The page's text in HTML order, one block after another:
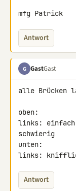
mfg Patrick
Antwort
G GastGast
alle Brücken
oben:
links:
schwierig
unten:
links:
Antwort